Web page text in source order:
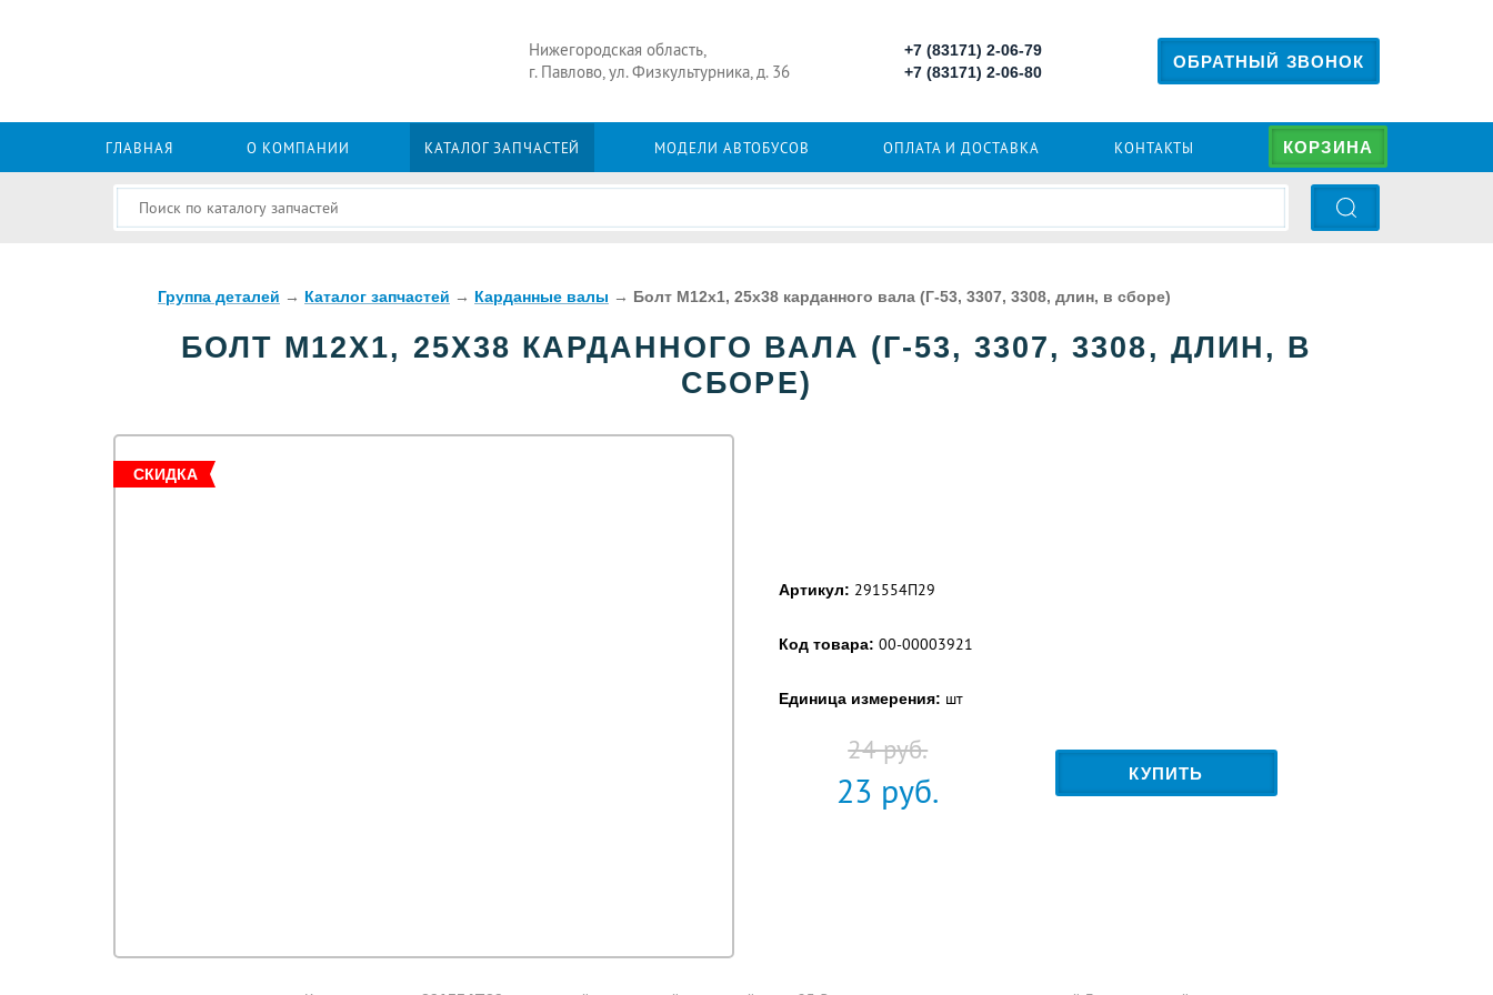
Группа деталей → Каталог запчастей → Карданные валы → Болт М12х1, 25х38 карданного вала (Г-53, 3307, 3308, длин, в сборе)
БОЛТ М12Х1, 25Х38 КАРДАННОГО ВАЛА (Г-53, 3307, 3308, ДЛИН, В
СБОРЕ)
СКИДКА
Артикул: 291554П29
Код товара: 00-00003921
Единица измерения: шт
24 руб.
23 руб. КУПИТЬ
Нижегородская область,
г. Павлово, ул. Физкультурника, д. 36
+7 (83171) 2-06-79
+7 (83171) 2-06-80
ОБРАТНЫЙ ЗВОНОК
ГЛАВНАЯ О КОМПАНИИ КАТАЛОГ ЗАПЧАСТЕЙ МОДЕЛИ АВТОБУСОВ ОПЛАТА И ДОСТАВКА КОНТАКТЫ КОРЗИНА